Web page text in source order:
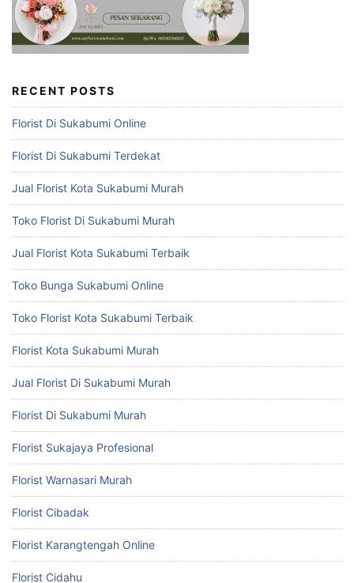
RECENT POSTS
Florist Di Sukabumi Online
Florist Di Sukabumi Terdekat
Jual Florist Kota Sukabumi Murah
Toko Florist Di Sukabumi Murah
Jual Florist Kota Sukabumi Terbaik
Toko Bunga Sukabumi Online
Toko Florist Kota Sukabumi Terbaik
Florist Kota Sukabumi Murah
Jual Florist Di Sukabumi Murah
Florist Di Sukabumi Murah
Florist Sukajaya Profesional
Florist Warnasari Murah
Florist Cibadak
Florist Karangtengah Online
Florist Cidahu